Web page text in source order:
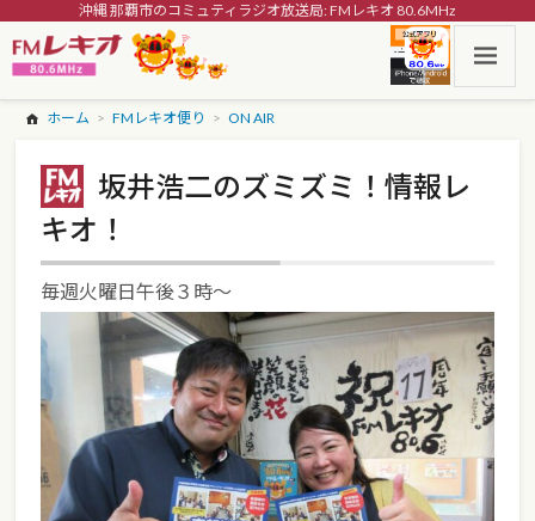
沖縄 那覇市のコミュティラジオ放送局: FMレキオ 80.6MHz
ホーム FMレキオ便り ON AIR
坂井浩二のズミズミ！情報レ
キオ！
毎週火曜日午後３時～